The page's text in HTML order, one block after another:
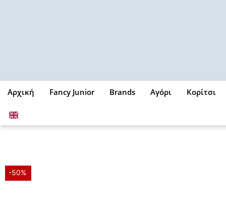
Αρχική Fancy Junior Brands Αγόρι Κορίτσι
-50%